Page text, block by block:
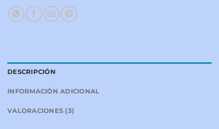
DESCRIPCIÓN
INFORMACIÓN ADICIONAL
VALORACIONES (3)